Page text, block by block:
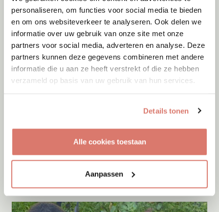
personaliseren, om functies voor social media te bieden
en om ons websiteverkeer te analyseren. Ook delen we
informatie over uw gebruik van onze site met onze
partners voor social media, adverteren en analyse. Deze
partners kunnen deze gegevens combineren met andere
informatie die u aan ze heeft verstrekt of die ze hebben
verzameld op basis van uw gebruik van hun services.
Details tonen
Alle cookies toestaan
Aanpassen
Adoptie
Onesti